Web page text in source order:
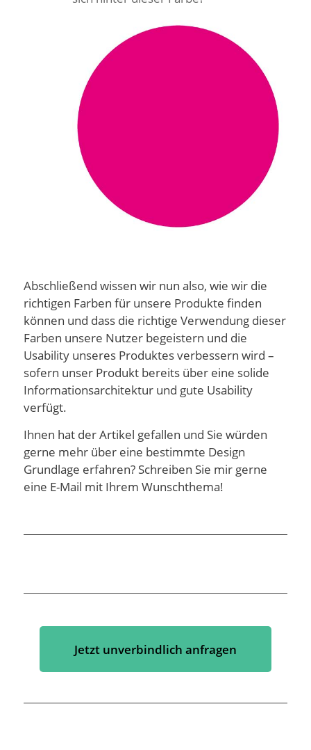
Abschließend wissen wir nun also, wie wir die
richtigen Farben für unsere Produkte finden
können und dass die richtige Verwendung dieser
Farben unsere Nutzer begeistern und die
Usability unseres Produktes verbessern wird –
sofern unser Produkt bereits über eine solide
Informationsarchitektur und gute Usability
verfügt.
Ihnen hat der Artikel gefallen und Sie würden
gerne mehr über eine bestimmte Design
Grundlage erfahren? Schreiben Sie mir gerne
eine E-Mail mit Ihrem Wunschthema!
Jetzt unverbindlich anfragen